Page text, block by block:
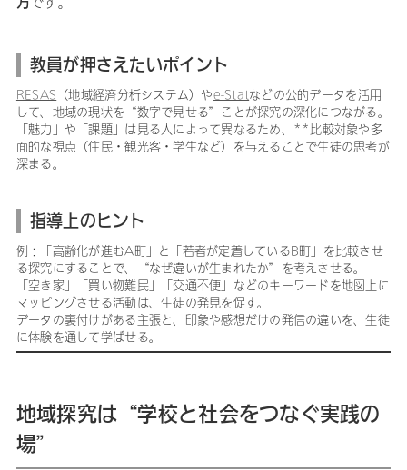
教員が押さえたいポイント
RESAS （地域経済分析システム）やe-Statなどの公的データを活用
して、地域の現状を“数字で見せる”ことが探究の深化につながる。
「魅力」や「課題」は見る人によって異なるため、**比較対象や多
面的な視点（住民・観光客・学生など）を与えることで生徒の思考が
深まる。
指導上のヒント
例：「高齢化が進むA町」と「若者が定着しているB町」を比較させ
る探究にすることで、“なぜ違いが生まれたか”を考えさせる。
「空き家」「買い物難民」「交通不便」などのキーワードを地図上に
マッピングさせる活動は、生徒の発見を促す。
データの裏付けがある主張と、印象や感想だけの発信の違いを、生徒
に体験を通して学ばせる。
地域探究は“学校と社会をつなぐ実践の
場”